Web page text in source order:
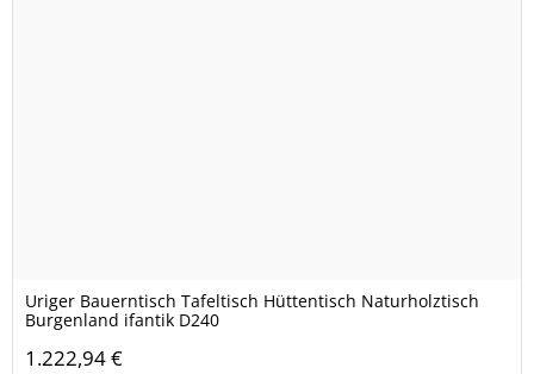
Uriger Bauerntisch Tafeltisch Hüttentisch Naturholztisch
Burgenland ifantik D240
1.222,94 €